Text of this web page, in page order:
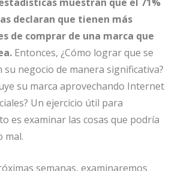
declaran que tienen más
de comprar de una marca que
Entonces, ¿Cómo lograr que se
su negocio de manera significativa?
su marca aprovechando Internet
Un ejercicio útil para
es examinar las cosas que podría
mal.
semanas, examinaremos